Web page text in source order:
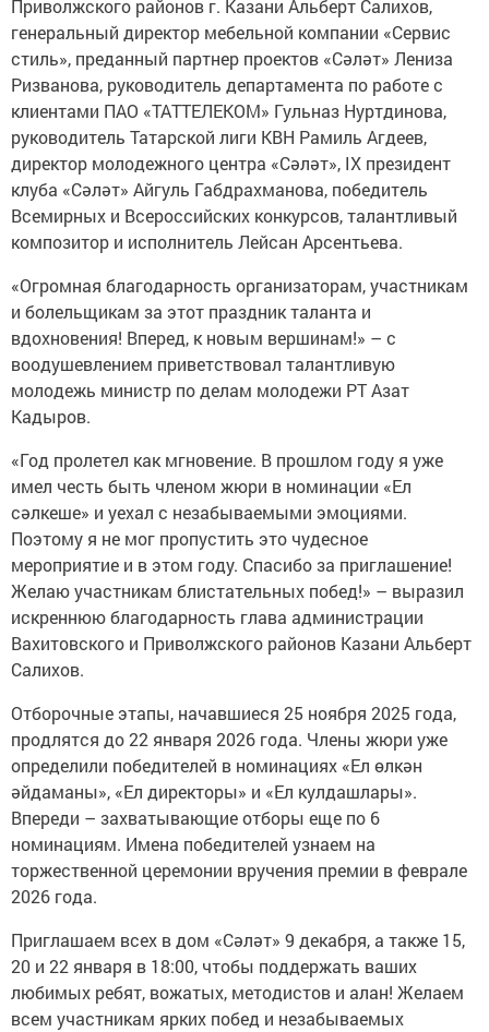
Приволжского районов г. Казани Альберт Салихов,
генеральный директор мебельной компании «Сервис
стиль», преданный партнер проектов «Сәләт» Лениза
Ризванова, руководитель департамента по работе с
клиентами ПАО «ТАТТЕЛЕКОМ» Гульназ Нуртдинова,
руководитель Татарской лиги КВН Рамиль Агдеев,
директор молодежного центра «Сәләт», IX президент
клуба «Сәләт» Айгуль Габдрахманова, победитель
Всемирных и Всероссийских конкурсов, талантливый
композитор и исполнитель Лейсан Арсентьева.
«Огромная благодарность организаторам, участникам
и болельщикам за этот праздник таланта и
вдохновения! Вперед, к новым вершинам!» – с
воодушевлением приветствовал талантливую
молодежь министр по делам молодежи РТ Азат
Кадыров.
«Год пролетел как мгновение. В прошлом году я уже
имел честь быть членом жюри в номинации «Ел
сәлкеше» и уехал с незабываемыми эмоциями.
Поэтому я не мог пропустить это чудесное
мероприятие и в этом году. Спасибо за приглашение!
Желаю участникам блистательных побед!» – выразил
искреннюю благодарность глава администрации
Вахитовского и Приволжского районов Казани Альберт
Салихов.
Отборочные этапы, начавшиеся 25 ноября 2025 года,
продлятся до 22 января 2026 года. Члены жюри уже
определили победителей в номинациях «Ел өлкән
әйдаманы», «Ел директоры» и «Ел кулдашлары».
Впереди – захватывающие отборы еще по 6
номинациям. Имена победителей узнаем на
торжественной церемонии вручения премии в феврале
2026 года.
Приглашаем всех в дом «Сәләт» 9 декабря, а также 15,
20 и 22 января в 18:00, чтобы поддержать ваших
любимых ребят, вожатых, методистов и алан! Желаем
всем участникам ярких побед и незабываемых